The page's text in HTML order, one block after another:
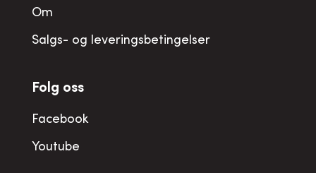
Om
Salgs- og leveringsbetingelser
Folg oss
Facebook
Youtube